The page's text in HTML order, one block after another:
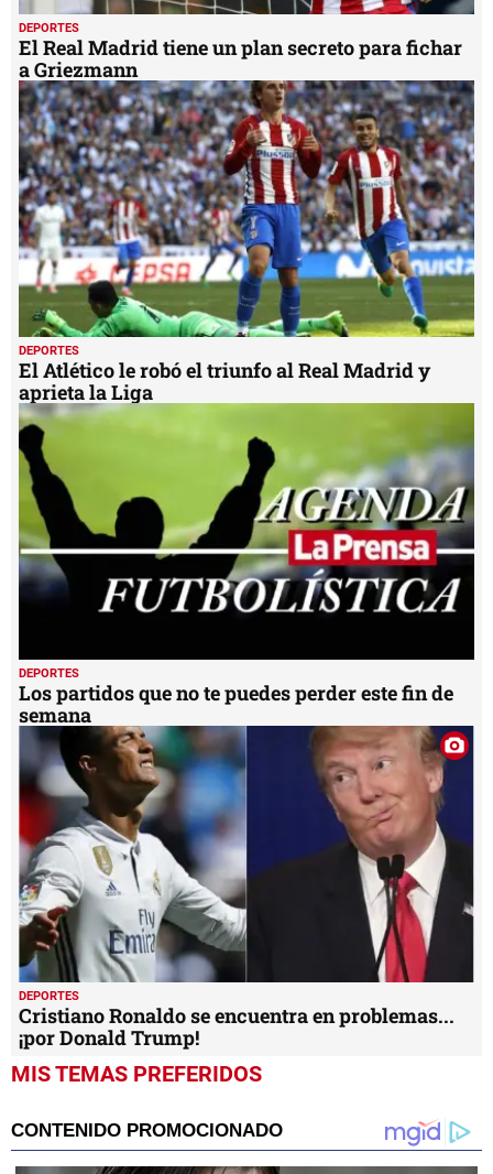
DEPORTES
El Real Madrid tiene un plan secreto para fichar
a Griezmann
DEPORTES
El Atlético le robó el triunfo al Real Madrid y
aprieta la Liga
DEPORTES
Los partidos que no te puedes perder este fin de
semana
DEPORTES
Cristiano Ronaldo se encuentra en problemas...
¡por Donald Trump!
MIS TEMAS PREFERIDOS